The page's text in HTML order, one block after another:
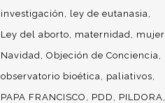
investigación
ley de eutanasia
Ley del aborto
maternidad
mujer
Navidad Objeción de Conciencia
observatorio bioética
paliativos
PAPA FRANCISCO
PDD
PILDORA